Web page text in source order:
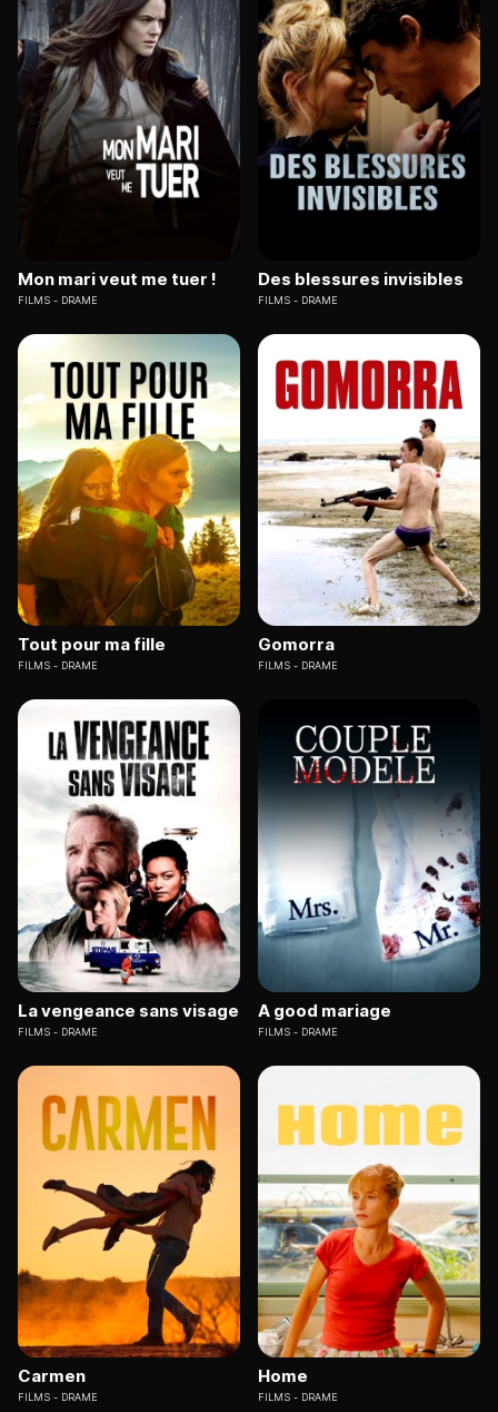
Mon mari veut me tuer !
FILMS DRAME
Des blessures invisibles
FILMS DRAME
Tout pour ma fille
FILMS DRAME
Gomorra
FILMS DRAME
La vengeance sans visage
FILMS DRAME
A good mariage
FILMS DRAME
Carmen
FILMS DRAME
Home
FILMS DRAME